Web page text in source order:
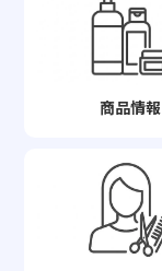
商品情報